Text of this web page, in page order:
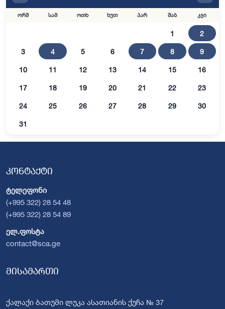
ორშ სამ ოთხ ხუთ პარ შაბ კვი
1 2
3 4 5 6 7 8 9
10 11 12 13 14 15 16
17 18 19 20 21 22 23
24 25 26 27 28 29 30
31
კონტაქტი
ტელეფონი
(+995 322) 28 54 48
(+995 322) 28 54 89
ელ.ფოსტა
contact@sca.ge
მისამართი
ქალაქი ბათუმი ლუკა ასათიანის ქუჩა № 37